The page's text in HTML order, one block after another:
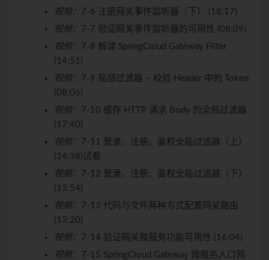
视频：
7-6 注册网关事件监听器（下） (18:17)
视频：
7-7 验证网关事件监听器的可用性 (08:09)
视频：
7-8 解读 SpringCloud Gateway Filter
(14:51)
视频：
7-9 局部过滤器 – 校验 Header 中的 Token
(08:06)
视频：
7-10 缓存 HTTP 请求 Body 的全局过滤器
(17:40)
视频：
7-11 登录、注册、鉴权全局过滤器（上）
(14:38)试看
视频：
7-12 登录、注册、鉴权全局过滤器（下）
(13:54)
视频：
7-13 代码与文件两种方式配置网关路由
(13:20)
视频：
7-14 验证网关微服务功能可用性 (16:04)
视频：
7-15 SpringCloud Gateway 微服务入口网